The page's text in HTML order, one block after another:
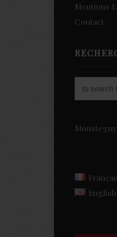
Mentions
Contact
Mousteguy
English